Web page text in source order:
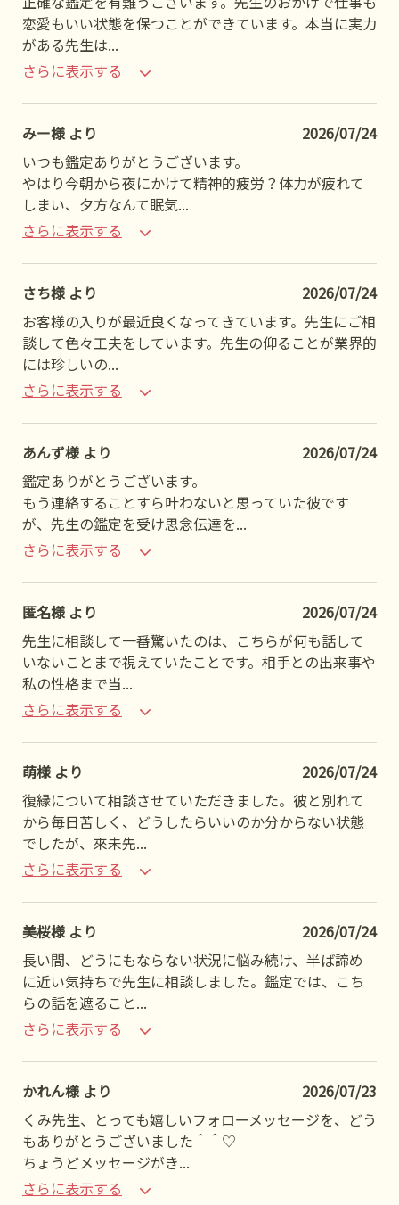
恋愛もいい状態を保つことができています。本当に実力
がある先生は...
さらに表示する
みー様 より
2026/07/24
いつも鑑定ありがとうございます。
やはり今朝から夜にかけて精神的疲労？体力が疲れて
しまい、夕方なんて眠気...
さらに表示する
さち様 より
2026/07/24
お客様の入りが最近良くなってきています。先生にご相
談して色々工夫をしています。先生の仰ることが業界的
には珍しいの...
さらに表示する
あんず様 より
2026/07/24
鑑定ありがとうございます。
もう連絡することすら叶わないと思っていた彼です
が、先生の鑑定を受け思念伝達を...
さらに表示する
匿名様 より
2026/07/24
先生に相談して一番驚いたのは、こちらが何も話して
いないことまで視えていたことです。相手との出来事や
私の性格まで当...
さらに表示する
萌様 より
2026/07/24
復縁について相談させていただきました。彼と別れて
から毎日苦しく、どうしたらいいのか分からない状態
でしたが、來未先...
さらに表示する
美桜様 より
2026/07/24
長い間、どうにもならない状況に悩み続け、半ば諦め
に近い気持ちで先生に相談しました。鑑定では、こち
らの話を遮ること...
さらに表示する
かれん様 より
2026/07/23
くみ先生、とっても嬉しいフォローメッセージを、どう
もありがとうございました＾＾♡
ちょうどメッセージがき...
さらに表示する